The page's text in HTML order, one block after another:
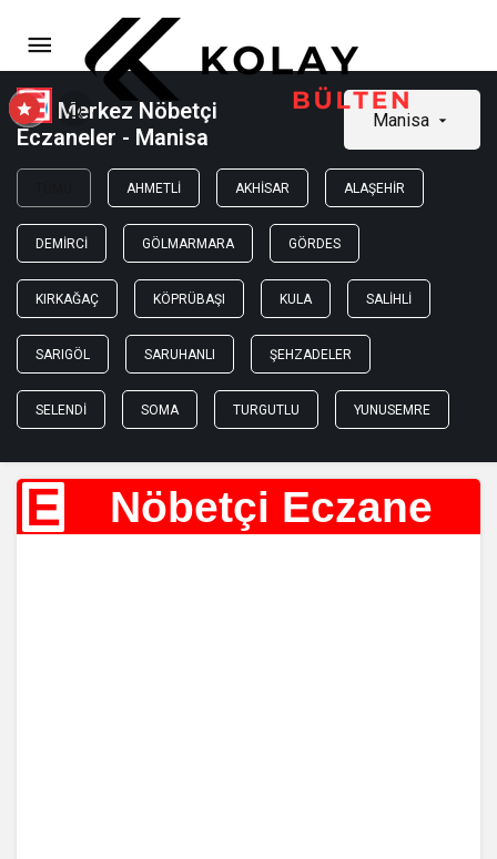
Merkez Nöbetçi
Eczaneler - Manisa
Manisa
AHMETLI AKHISAR ALAŞEHIR
DEMIRCI GÖLMARMARA GÖRDES
KIRKAĞAÇ KÖPRÜBAŞI KULA SALIHLI
SARIGÖL SARUHANLI ŞEHZADELER
SELENDI SOMA TURGUTLU YUNUSEMRE
E Nöbetçi Eczane